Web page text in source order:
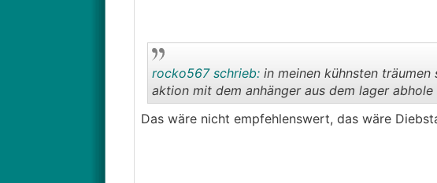
rocko567 schrieb:in meinen kühnsten träumen
aktion mit dem anhänger aus dem lager
Das wäre nicht empfehlenswert, das wäre